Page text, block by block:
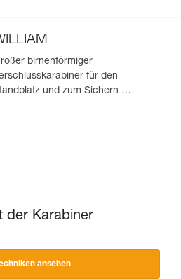
birnenförmiger
für den
und zum Sichern mit
der Karabiner
ansehen